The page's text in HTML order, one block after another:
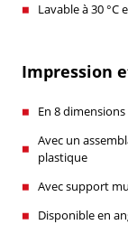
Lavable à 30 °C
Impression
En 8
Avec un
plastique
Avec support
Disponible en